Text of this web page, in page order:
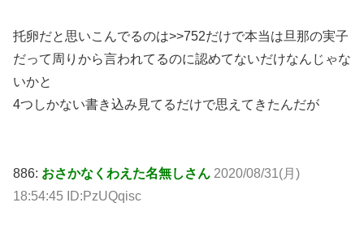
托卵だと思いこんでるのは>>752だけで本当は旦那の実子
だって周りから言われてるのに認めてないだけなんじゃな
いかと
4つしかない書き込み見てるだけで思えてきたんだが
886: おさかなくわえた名無しさん 2020/08/31(月)
18:54:45 ID:PzUQqisc